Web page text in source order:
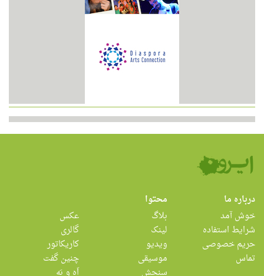
درباره ما
خوش آمد
شرایط استفاده
حریم خصوصی
تماس
محتوا
بلاگ
لینک
ویدیو
موسیقی
سنجش
عکس
گالری
کاریکاتور
چنین گفت
اَه و بَه